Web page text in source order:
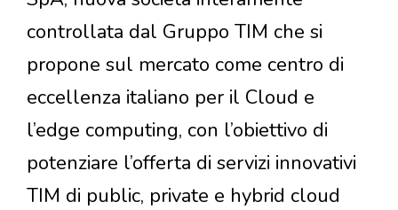
controllata dal Gruppo TIM che si
propone sul mercato come centro di
eccellenza italiano per il Cloud e
l’edge computing, con l’obiettivo di
potenziare l’offerta di servizi innovativi
TIM di public, private e hybrid cloud